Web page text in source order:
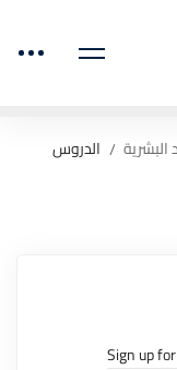
البشرية
الدروس
Sign up